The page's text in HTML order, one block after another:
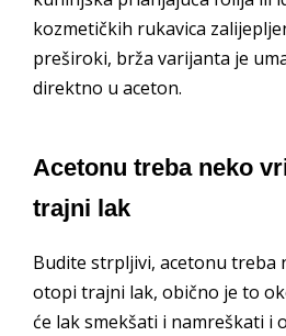
kozmetičkih rukavica
preširoki, brža varijanta je
direktno u aceton.
Acetonu treba neko
trajni lak
Budite strpljivi, acetonu treba
otopi trajni lak, obično je to
će lak smekšati i namreškati i